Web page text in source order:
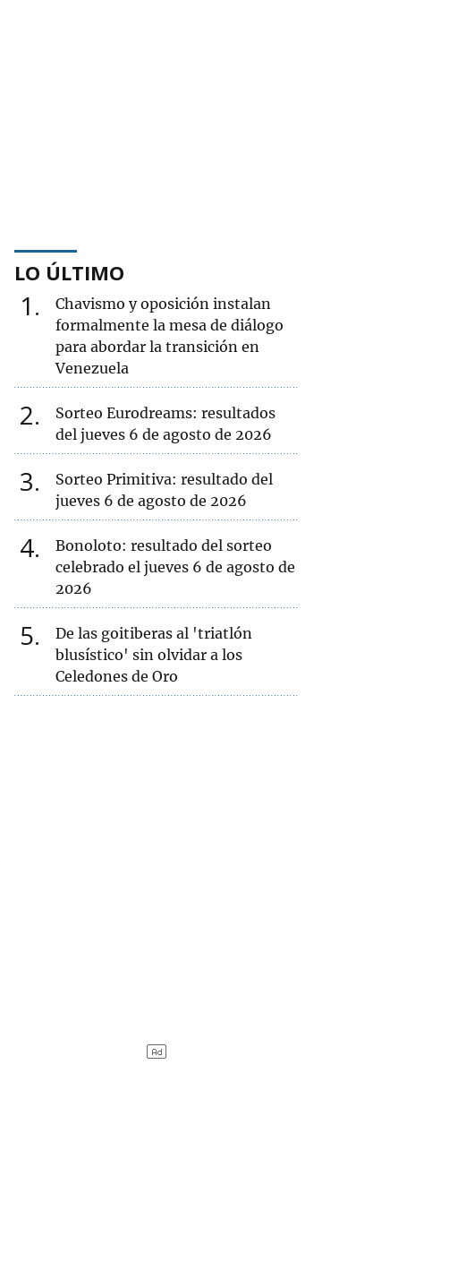
LO ÚLTIMO
1
Chavismo y oposición instalan
formalmente la mesa de diálogo
para abordar la transición en
Venezuela
2
Sorteo Eurodreams: resultados
del jueves 6 de agosto de 2026
3
Sorteo Primitiva: resultado del
jueves 6 de agosto de 2026
4
Bonoloto: resultado del sorteo
celebrado el jueves 6 de agosto de
2026
5
De las goitiberas al 'triatlón
blusístico' sin olvidar a los
Celedones de Oro